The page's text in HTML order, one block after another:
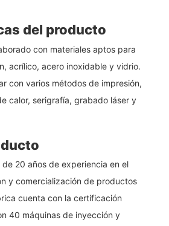
del producto
con materiales aptos para
acrílico, acero inoxidable y vidrio.
con varios métodos de impresión,
calor, serigrafía, grabado láser y
de 20 años de experiencia en el
y comercialización de productos
cuenta con la certificación
40 máquinas de inyección y